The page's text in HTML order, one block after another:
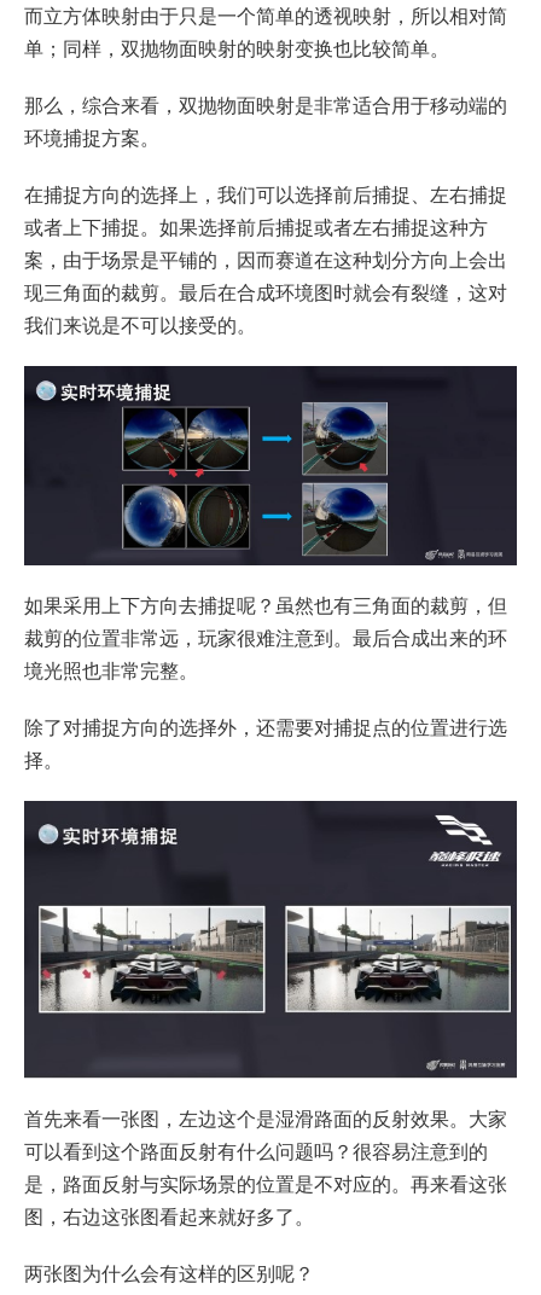
而立方体映射由于只是一个简单的透视映射，所以相对简
单；同样，双抛物面映射的映射变换也比较简单。
那么，综合来看，双抛物面映射是非常适合用于移动端的
环境捕捉方案。
在捕捉方向的选择上，我们可以选择前后捕捉、左右捕捉
或者上下捕捉。如果选择前后捕捉或者左右捕捉这种方
案，由于场景是平铺的，因而赛道在这种划分方向上会出
现三角面的裁剪。最后在合成环境图时就会有裂缝，这对
我们来说是不可以接受的。
如果采用上下方向去捕捉呢？虽然也有三角面的裁剪，但
裁剪的位置非常远，玩家很难注意到。最后合成出来的环
境光照也非常完整。
除了对捕捉方向的选择外，还需要对捕捉点的位置进行选
择。
首先来看一张图，左边这个是湿滑路面的反射效果。大家
可以看到这个路面反射有什么问题吗？很容易注意到的
是，路面反射与实际场景的位置是不对应的。再来看这张
图，右边这张图看起来就好多了。
两张图为什么会有这样的区别呢？